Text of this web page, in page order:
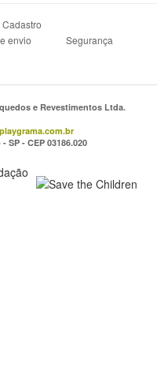
Cadastro
envio
Segurança
e Revestimentos Ltda.
SP - CEP 03186.020